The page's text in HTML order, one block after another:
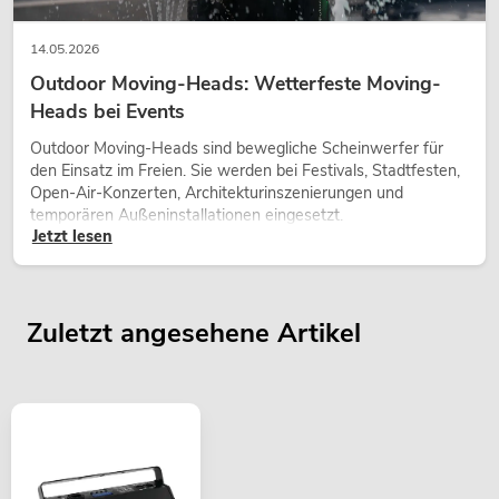
14.05.2026
Outdoor Moving-Heads: Wetterfeste Moving-
Heads bei Events
Outdoor Moving-Heads sind bewegliche Scheinwerfer für
den Einsatz im Freien. Sie werden bei Festivals, Stadtfesten,
Open-Air-Konzerten, Architekturinszenierungen und
temporären Außeninstallationen eingesetzt.
Jetzt lesen
Zuletzt angesehene Artikel